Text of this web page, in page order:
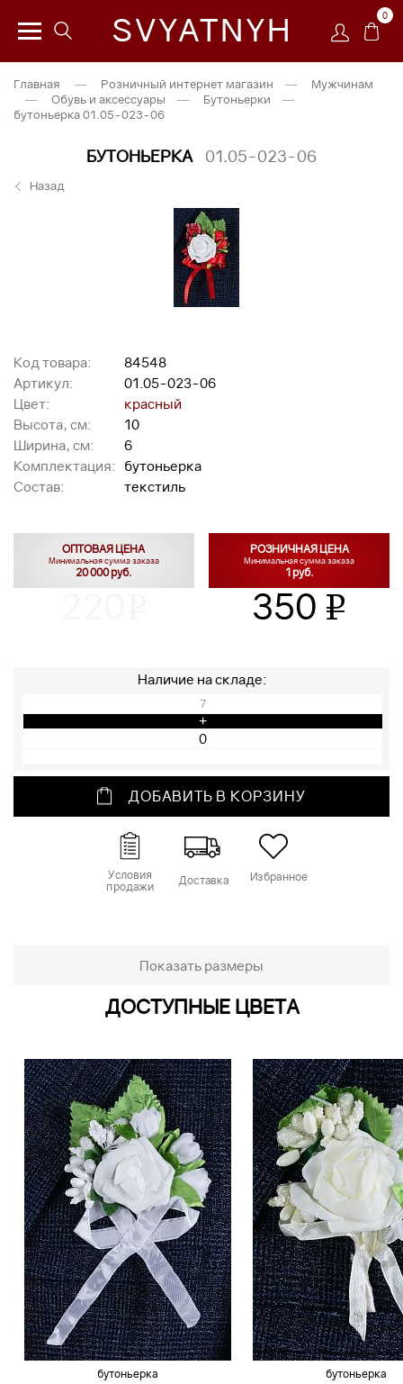
SVYATNYH 0
Главная — Розничный интернет магазин —
Мужчинам
—
Обувь и аксессуары — Бутоньерки
—
бутоньерка 01.05-023-06
БУТОНЬЕРКА 01.05-023-06
Назад
Код товара:
84548
Артикул:
01.05-023-06
Цвет:
красный
Высота, см:
10
Ширина, см:
6
Комплектация:
бутоньерка
Состав:
текстиль
ОПТОВАЯ ЦЕНА
Минимальная сумма заказа
20 000 руб.
РОЗНИЧНАЯ ЦЕНА
Минимальная сумма заказа
1 руб.
350 v
Наличие на складе:
7
+
ДОБАВИТЬ В КОРЗИНУ
Условия
продажи
Доставка Избранное
Показать размеры
ДОСТУПНЫЕ ЦВЕТА
бутоньерка
бутоньерка